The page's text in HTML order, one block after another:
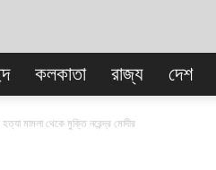
কলকাতা রাজ্য দেশ
মামলা থেকে মুক্তি নরেন্দ্র মোদীর